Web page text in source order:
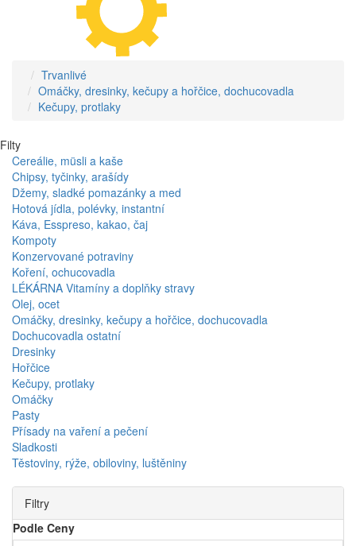
Trvanlivé
Omáčky, dresinky, kečupy a hořčice, dochucovadla
Kečupy, protlaky
Filty
Cereálie, müsli a kaše
Chipsy, tyčinky, arašídy
Džemy, sladké pomazánky a med
Hotová jídla, polévky, instantní
Káva, Esspreso, kakao, čaj
Kompoty
Konzervované potraviny
Koření, ochucovadla
LÉKÁRNA Vitamíny a doplňky stravy
Olej, ocet
Omáčky, dresinky, kečupy a hořčice, dochucovadla
Dochucovadla ostatní
Dresinky
Hořčice
Kečupy, protlaky
Omáčky
Pasty
Přísady na vaření a pečení
Sladkosti
Těstoviny, rýže, obiloviny, luštěniny
Filtry
Podle Ceny